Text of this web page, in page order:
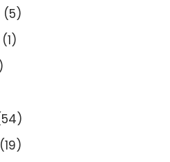
5
1
54
19